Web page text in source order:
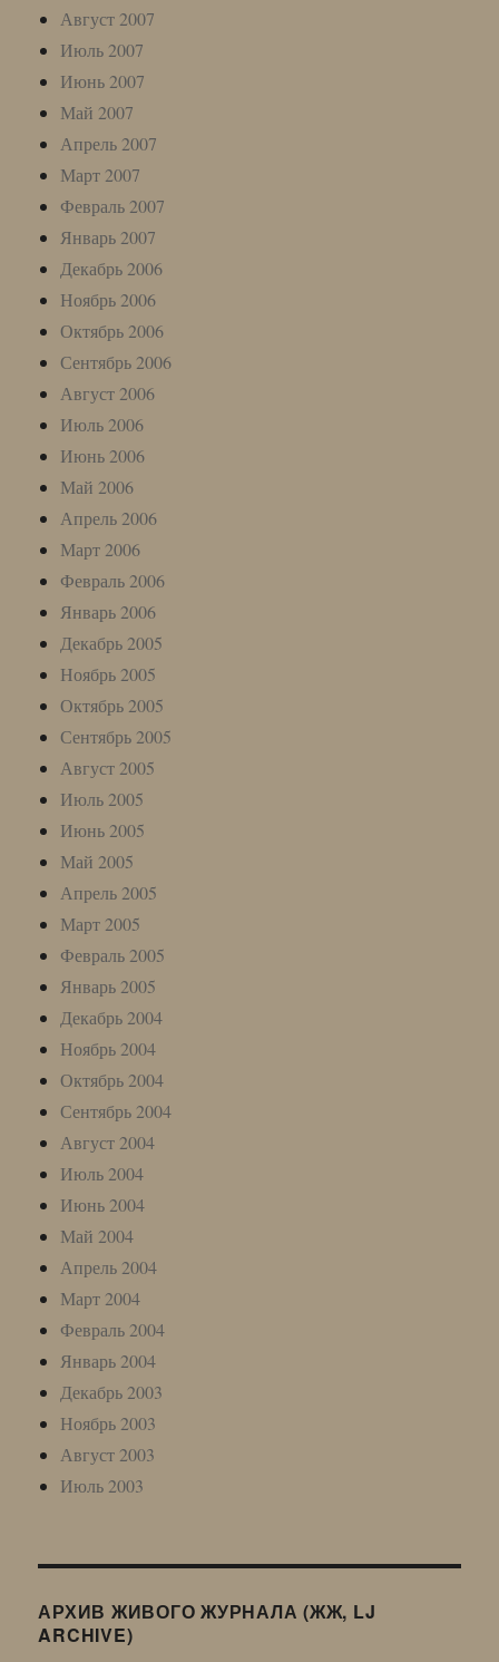
Август 2007
Июль 2007
Июнь 2007
Май 2007
Апрель 2007
Март 2007
Февраль 2007
Январь 2007
Декабрь 2006
Ноябрь 2006
Октябрь 2006
Сентябрь 2006
Август 2006
Июль 2006
Июнь 2006
Май 2006
Апрель 2006
Март 2006
Февраль 2006
Январь 2006
Декабрь 2005
Ноябрь 2005
Октябрь 2005
Сентябрь 2005
Август 2005
Июль 2005
Июнь 2005
Май 2005
Апрель 2005
Март 2005
Февраль 2005
Январь 2005
Декабрь 2004
Ноябрь 2004
Октябрь 2004
Сентябрь 2004
Август 2004
Июль 2004
Июнь 2004
Май 2004
Апрель 2004
Март 2004
Февраль 2004
Январь 2004
Декабрь 2003
Ноябрь 2003
Август 2003
Июль 2003
АРХИВ ЖИВОГО ЖУРНАЛА (ЖЖ, LJ
ARCHIVE)